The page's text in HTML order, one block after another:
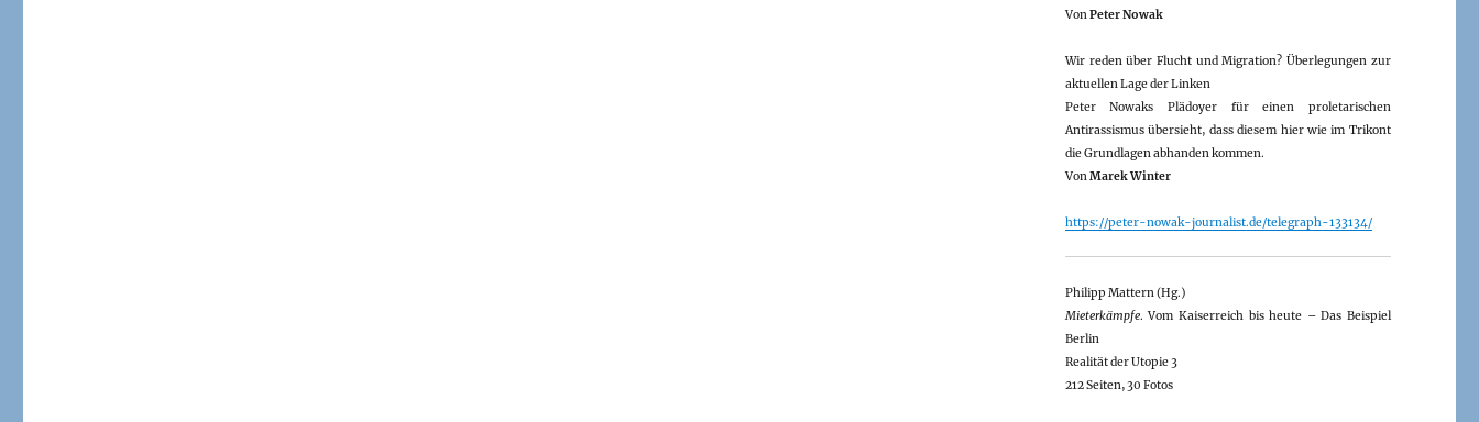
VonPeter Nowak
Wir reden über Flucht und Migration? Überlegungen zur
aktuellen Lage der Linken
Peter Nowaks Plädoyer für einen proletarischen
Antirassismus übersieht, dass diesem hier wie im Trikont
die Grundlagen abhanden kommen.
VonMarek Winter
https://peter-nowak-journalist.de/telegraph-133134/
Philipp Mattern (Hg.)
Mieterkämpfe. Vom Kaiserreich bis heute – Das Beispiel
Berlin
Realität der Utopie 3
212 Seiten, 30 Fotos